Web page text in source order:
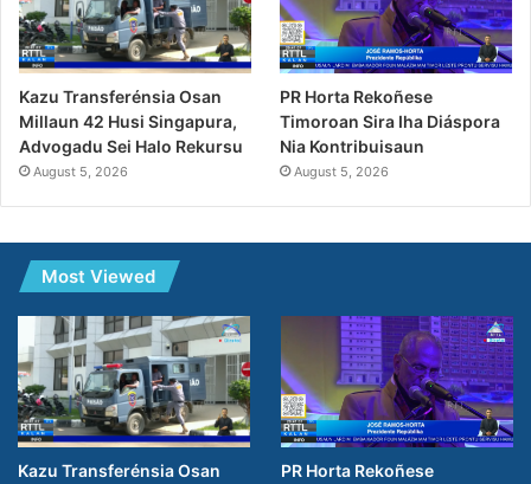
Kazu Transferénsia Osan
Millaun 42 Husi Singapura,
Advogadu Sei Halo Rekursu
August 5, 2026
PR Horta Rekoñese
Timoroan Sira Iha Diáspora
Nia Kontribuisaun
August 5, 2026
Most Viewed
Kazu Transferénsia Osan
PR Horta Rekoñese